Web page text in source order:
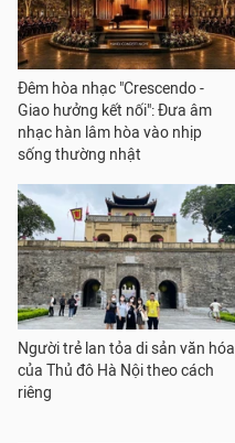
Đêm hòa nhạc "Crescendo -
Giao hưởng kết nối": Đưa âm
nhạc hàn lâm hòa vào nhịp
sống thường nhật
Người trẻ lan tỏa di sản văn hóa
của Thủ đô Hà Nội theo cách
riêng